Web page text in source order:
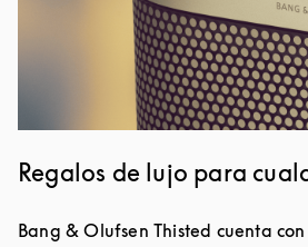
Regalos de lujo para
Bang & Olufsen Thisted cuenta